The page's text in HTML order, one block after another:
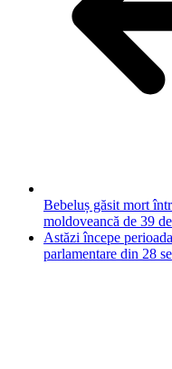
Bebeluș găsit mort
moldoveancă de 39
Astăzi începe
parlamentare din 28